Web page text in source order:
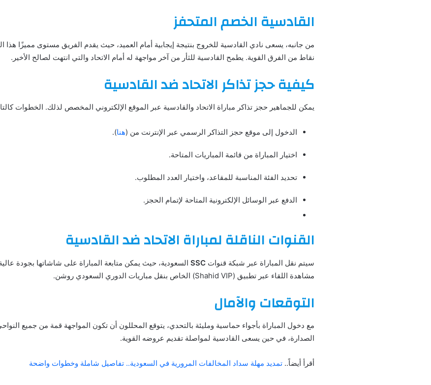
القادسية الخصم المتحفز
من جانبه، يسعى نادي القادسية للخروج بنتيجة إيجابية أمام العميد، حيث يقدم الفريق مستوى مميزًا
نقاط من الفرق القوية. يطمح القادسية للثأر من آخر مواجهة له أمام الاتحاد والتي انتهت لصالح الأخير.
كيفية حجز تذاكر الاتحاد ضد القادسية
يمكن للجماهير حجز تذاكر مباراة الاتحاد والقادسية عبر الموقع الإلكتروني المخصص لذلك. الخطوات
الدخول إلى موقع حجز التذاكر الرسمي عبر الإنترنت من (هنا).
اختيار المباراة من قائمة المباريات المتاحة.
تحديد الفئة المناسبة للمقاعد، واختيار العدد المطلوب.
الدفع عبر الوسائل الإلكترونية المتاحة لإتمام الحجز.
القنوات الناقلة لمباراة الاتحاد ضد القادسية
سيتم نقل المباراة عبر شبكة قنوات SSC السعودية، حيث يمكن متابعة المباراة على شاشاتها بجودة
مشاهدة اللقاء عبر تطبيق (Shahid VIP) الخاص بنقل مباريات الدوري السعودي روشن.
التوقعات والآمال
مع دخول المباراة بأجواء حماسية ومليئة بالتحدي، يتوقع المحللون أن تكون المواجهة قمة من جميع
الصدارة، في حين يسعى القادسية لمواصلة تقديم عروضه القوية.
أقرأ أيضاً.. تمديد مهلة سداد المخالفات المرورية في السعودية.. تفاصيل شاملة وخطوات واضحة